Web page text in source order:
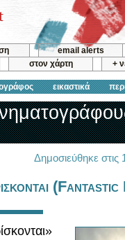
email alerts
στον χάρτη +
εικαστικά
Δημοσιεύθηκε